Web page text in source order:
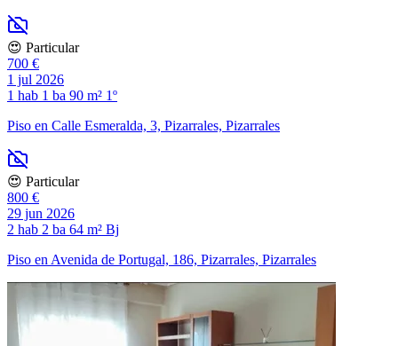
😍 Particular
700 €
1 jul 2026
1 hab 1 ba 90 m² 1º
Piso en Calle Esmeralda, 3, Pizarrales, Pizarrales
😍 Particular
800 €
29 jun 2026
2 hab 2 ba 64 m² Bj
Piso en Avenida de Portugal, 186, Pizarrales, Pizarrales